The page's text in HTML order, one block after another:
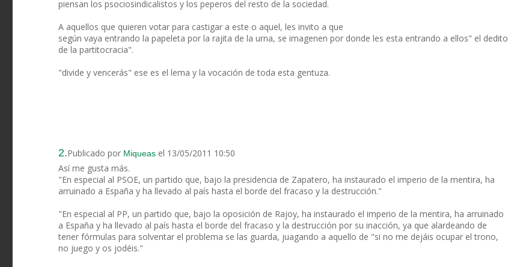
piensan los psociosindicalistos y los peperos del resto de la sociedad.
A aquellos que quieren votar para castigar a este o aquel, les invito a que
según vaya entrando la papeleta por la rajita de la urna, se imagenen por donde les esta entrando a ellos" el dedito
de la partitocracia".
"divide y vencerás" ese es el lema y la vocación de toda esta gentuza.
2.Publicado por Miqueas el 13/05/2011 10:50
Así me gusta más.
"En especial al PSOE, un partido que, bajo la presidencia de Zapatero, ha instaurado el imperio de la mentira, ha
arruinado a España y ha llevado al país hasta el borde del fracaso y la destrucción."
"En especial al PP, un partido que, bajo la oposición de Rajoy, ha instaurado el imperio de la mentira, ha arruinado
a España y ha llevado al país hasta el borde del fracaso y la destrucción por su inacción, ya que alardeando de
tener fórmulas para solventar el problema se las guarda, juagando a aquello de "si no me dejáis ocupar el trono,
no juego y os jodéis."